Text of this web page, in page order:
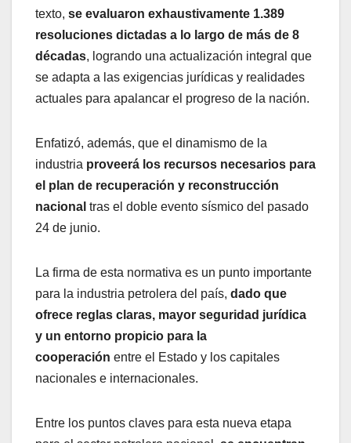
texto, se evaluaron exhaustivamente 1.389
resoluciones dictadas a lo largo de más de 8
décadas, logrando una actualización integral que
se adapta a las exigencias jurídicas y realidades
actuales para apalancar el progreso de la nación.
Enfatizó, además, que el dinamismo de la
industria proveerá los recursos necesarios para
el plan de recuperación y reconstrucción
nacional tras el doble evento sísmico del pasado
24 de junio.
La firma de esta normativa es un punto importante
para la industria petrolera del país, dado que
ofrece reglas claras, mayor seguridad jurídica
y un entorno propicio para la
cooperación entre el Estado y los capitales
nacionales e internacionales.
Entre los puntos claves para esta nueva etapa